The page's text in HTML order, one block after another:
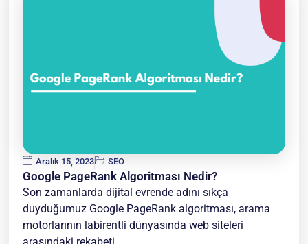
Aralık 15, 2023 SEO
Google PageRank Algoritması Nedir?
Son zamanlarda dijital evrende adını sıkça
duyduğumuz Google PageRank algoritması, arama
motorlarının labirentli dünyasında web siteleri
arasındaki rekabeti